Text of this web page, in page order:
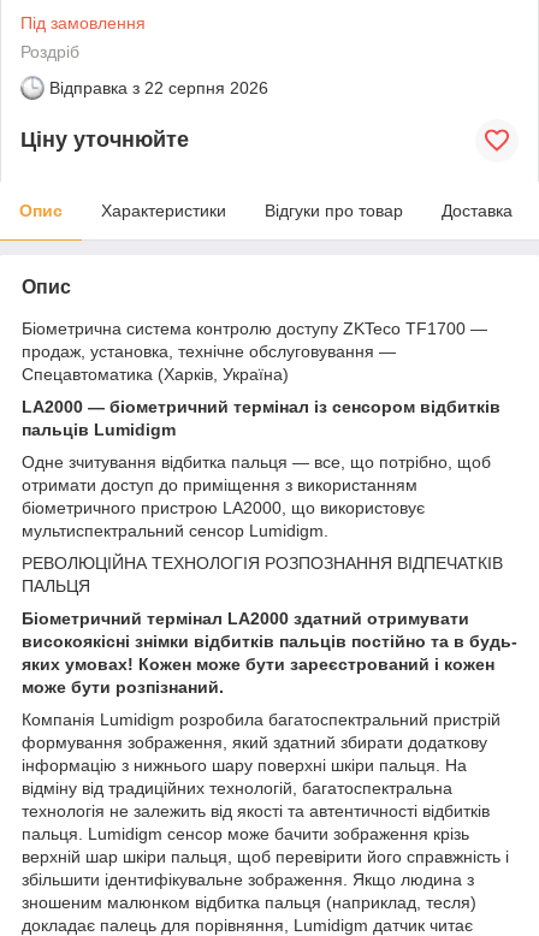
Під замовлення
Роздріб
Відправка з 22 серпня 2026
Ціну уточнюйте
Опис Характеристики Відгуки про товар Доставка
Опис
Біометрична система контролю доступу ZKTeco TF1700 —
продаж, установка, технічне обслуговування —
Спецавтоматика (Харків, Україна)
LA2000 — біометричний термінал із сенсором відбитків
пальців Lumidigm
Одне зчитування відбитка пальця — все, що потрібно, щоб
отримати доступ до приміщення з використанням
біометричного пристрою LA2000, що використовує
мультиспектральний сенсор Lumidigm.
РЕВОЛЮЦІЙНА ТЕХНОЛОГІЯ РОЗПОЗНАННЯ ВІДПЕЧАТКІВ
ПАЛЬЦЯ
Біометричний термінал LA2000 здатний отримувати
високоякісні знімки відбитків пальців постійно та в будь-
яких умовах! Кожен може бути зареєстрований і кожен
може бути розпізнаний.
Компанія Lumidigm розробила багатоспектральний пристрій
формування зображення, який здатний збирати додаткову
інформацію з нижнього шару поверхні шкіри пальця. На
відміну від традиційних технологій, багатоспектральна
технологія не залежить від якості та автентичності відбитків
пальця. Lumidigm сенсор може бачити зображення крізь
верхній шар шкіри пальця, щоб перевірити його справжність і
збільшити ідентифікувальне зображення. Якщо людина з
зношеним малюнком відбитка пальця (наприклад, тесля)
докладає палець для порівняння, Lumidigm датчик читає